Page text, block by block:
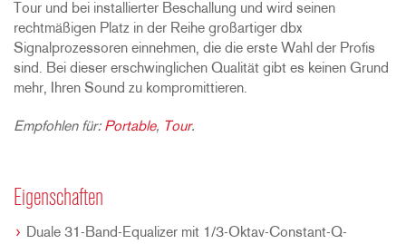
Tour und bei installierter Beschallung und wird seinen
rechtmäßigen Platz in der Reihe großartiger dbx
Signalprozessoren einnehmen, die die erste Wahl der Profis
sind. Bei dieser erschwinglichen Qualität gibt es keinen Grund
mehr, Ihren Sound zu kompromittieren.
Empfohlen für: Portable, Tour.
Eigenschaften
Duale 31-Band-Equalizer mit 1/3-Oktav-Constant-Q-